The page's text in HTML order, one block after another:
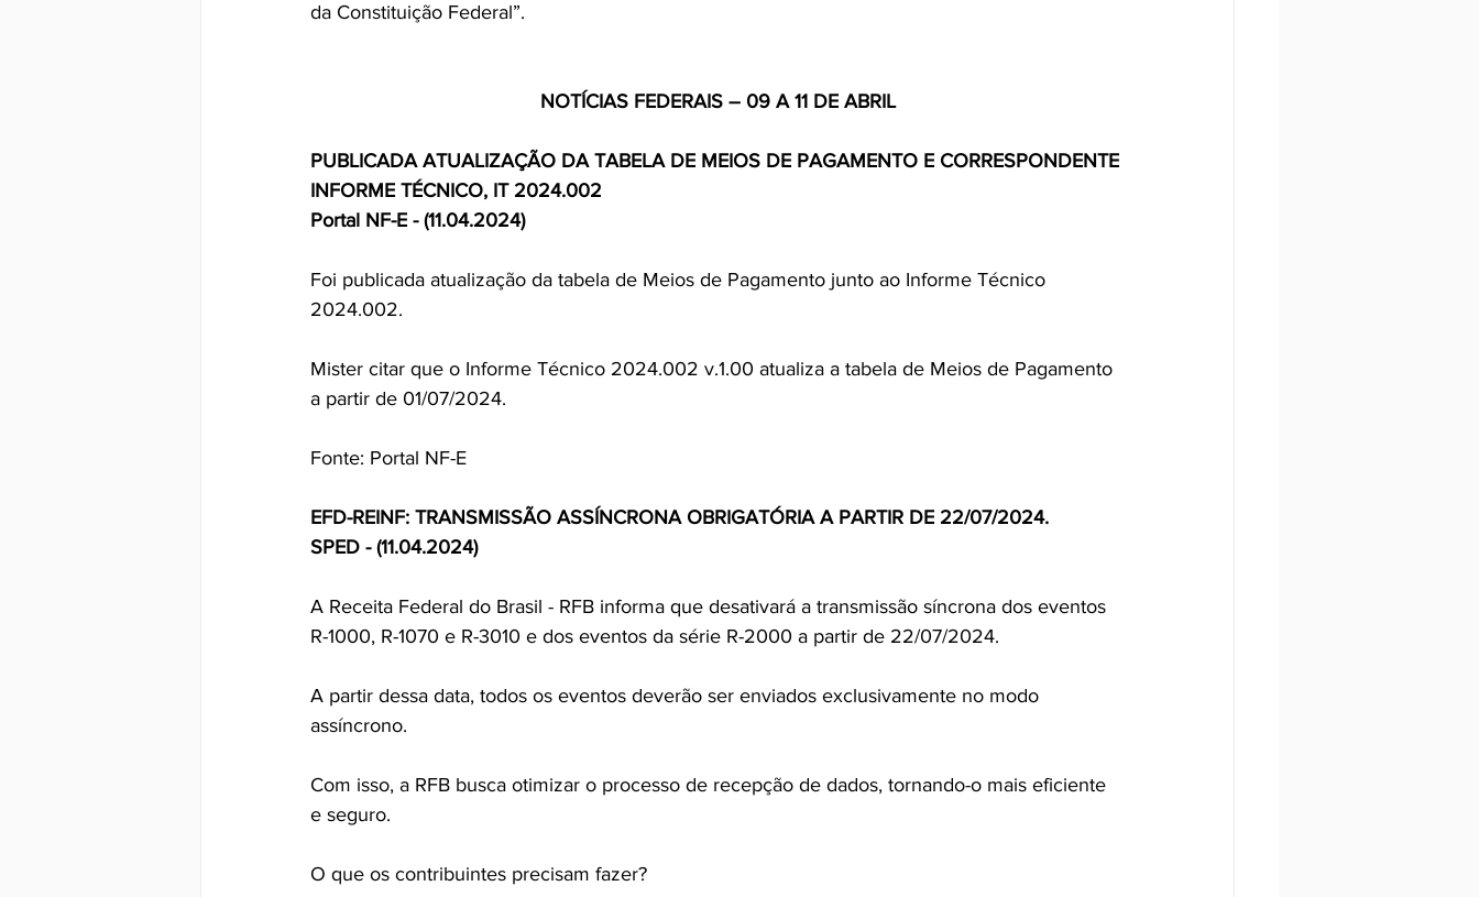
da Constituição Federal”.
NOTÍCIAS FEDERAIS – 09 A 11 DE ABRIL
PUBLICADA ATUALIZAÇÃO DA TABELA DE MEIOS DE PAGAMENTO E CORRESPONDENTE
INFORME TÉCNICO, IT 2024.002
Portal NF-E - (11.04.2024)
Foi publicada atualização da tabela de Meios de Pagamento junto ao Informe Técnico
2024.002.
Mister citar que o Informe Técnico 2024.002 v.1.00 atualiza a tabela de Meios de Pagamento
a partir de 01/07/2024.
Fonte: Portal NF-E
EFD-REINF: TRANSMISSÃO ASSÍNCRONA OBRIGATÓRIA A PARTIR DE 22/07/2024.
SPED - (11.04.2024)
A Receita Federal do Brasil - RFB informa que desativará a transmissão síncrona dos eventos
R-1000, R-1070 e R-3010 e dos eventos da série R-2000 a partir de 22/07/2024.
A partir dessa data, todos os eventos deverão ser enviados exclusivamente no modo
assíncrono.
Com isso, a RFB busca otimizar o processo de recepção de dados, tornando-o mais eficiente
e seguro.
O que os contribuintes precisam fazer?